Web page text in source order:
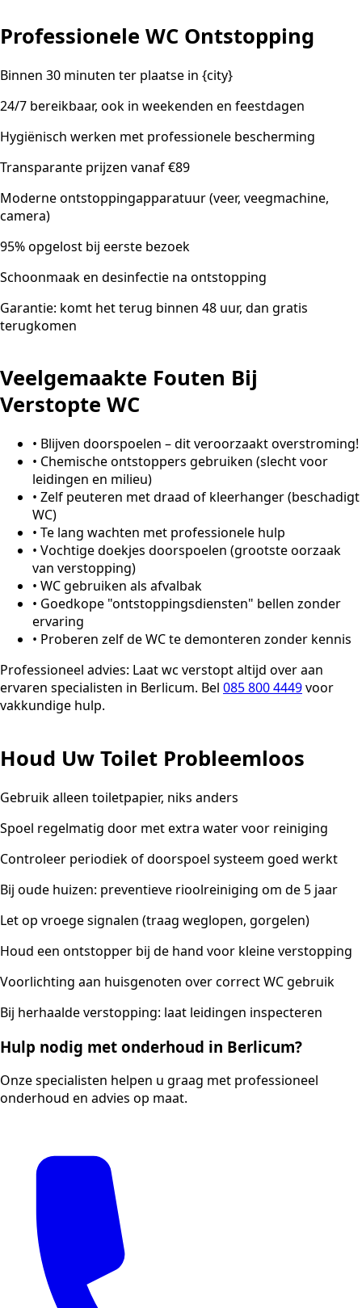
Professionele WC Ontstopping
Binnen 30 minuten ter plaatse in {city}
24/7 bereikbaar, ook in weekenden en feestdagen
Hygiënisch werken met professionele bescherming
Transparante prijzen vanaf €89
Moderne ontstoppingapparatuur (veer, veegmachine,
camera)
95% opgelost bij eerste bezoek
Schoonmaak en desinfectie na ontstopping
Garantie: komt het terug binnen 48 uur, dan gratis
terugkomen
Veelgemaakte Fouten Bij
Verstopte WC
• Blijven doorspoelen – dit veroorzaakt overstroming!
• Chemische ontstoppers gebruiken (slecht voor
leidingen en milieu)
• Zelf peuteren met draad of kleerhanger (beschadigt
WC)
• Te lang wachten met professionele hulp
• Vochtige doekjes doorspoelen (grootste oorzaak
van verstopping)
• WC gebruiken als afvalbak
• Goedkope "ontstoppingsdiensten" bellen zonder
ervaring
• Proberen zelf de WC te demonteren zonder kennis
Professioneel advies: Laat wc verstopt altijd over aan
ervaren specialisten in Berlicum. Bel 085 800 4449voor
vakkundige hulp.
Houd Uw Toilet Probleemloos
Gebruik alleen toiletpapier, niks anders
Spoel regelmatig door met extra water voor reiniging
Controleer periodiek of doorspoel systeem goed werkt
Bij oude huizen: preventieve rioolreiniging om de 5 jaar
Let op vroege signalen (traag weglopen, gorgelen)
Houd een ontstopper bij de hand voor kleine verstopping
Voorlichting aan huisgenoten over correct WC gebruik
Bij herhaalde verstopping: laat leidingen inspecteren
Hulp nodig met onderhoud in Berlicum?
Onze specialisten helpen u graag met professioneel
onderhoud en advies op maat.